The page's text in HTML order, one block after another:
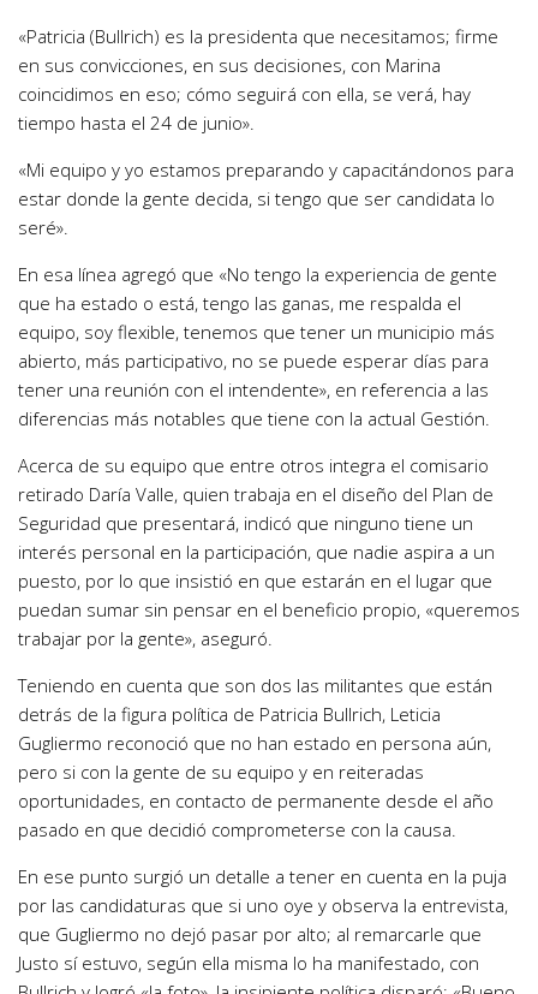
«Patricia (Bullrich) es la presidenta que necesitamos; firme
en sus convicciones, en sus decisiones, con Marina
coincidimos en eso; cómo seguirá con ella, se verá, hay
tiempo hasta el 24 de junio».
«Mi equipo y yo estamos preparando y capacitándonos para
estar donde la gente decida, si tengo que ser candidata lo
seré».
En esa línea agregó que «No tengo la experiencia de gente
que ha estado o está, tengo las ganas, me respalda el
equipo, soy flexible, tenemos que tener un municipio más
abierto, más participativo, no se puede esperar días para
tener una reunión con el intendente», en referencia a las
diferencias más notables que tiene con la actual Gestión.
Acerca de su equipo que entre otros integra el comisario
retirado Daría Valle, quien trabaja en el diseño del Plan de
Seguridad que presentará, indicó que ninguno tiene un
interés personal en la participación, que nadie aspira a un
puesto, por lo que insistió en que estarán en el lugar que
puedan sumar sin pensar en el beneficio propio, «queremos
trabajar por la gente», aseguró.
Teniendo en cuenta que son dos las militantes que están
detrás de la figura política de Patricia Bullrich, Leticia
Gugliermo reconoció que no han estado en persona aún,
pero si con la gente de su equipo y en reiteradas
oportunidades, en contacto de permanente desde el año
pasado en que decidió comprometerse con la causa.
En ese punto surgió un detalle a tener en cuenta en la puja
por las candidaturas que si uno oye y observa la entrevista,
que Gugliermo no dejó pasar por alto; al remarcarle que
Justo sí estuvo, según ella misma lo ha manifestado, con